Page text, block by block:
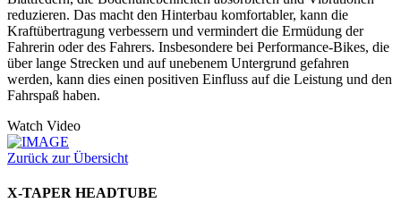
reduzieren. Das macht den Hinterbau komfortabler, kann die
Kraftübertragung verbessern und vermindert die Ermüdung der
Fahrerin oder des Fahrers. Insbesondere bei Performance-Bikes, die
über lange Strecken und auf unebenem Untergrund gefahren
werden, kann dies einen positiven Einfluss auf die Leistung und den
Fahrspaß haben.
Watch Video
Zurück zur Übersicht
X-TAPER HEADTUBE